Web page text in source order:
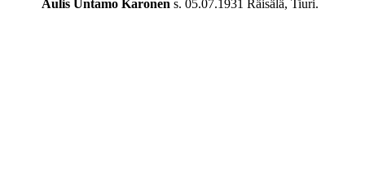
Aulis Untamo Karonen s. 05.07.1931 Räisälä, Tiuri.